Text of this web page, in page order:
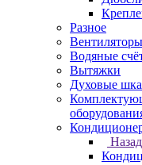
Разное
Вентиляторы
Водяные
Вытяжки
Духовые
Назад